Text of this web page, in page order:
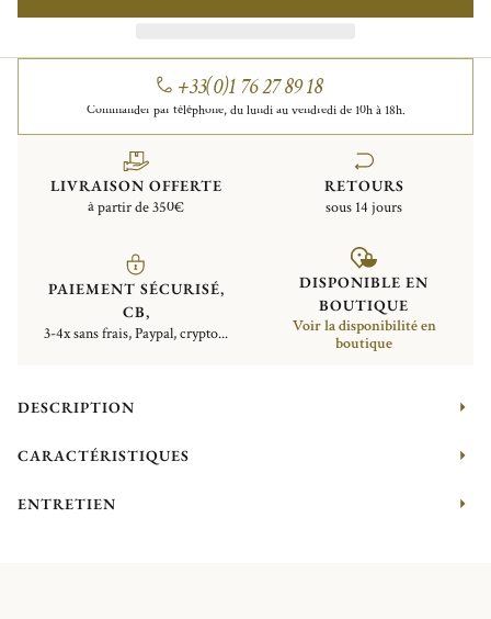
+33(0)1 76 27 89 18
Commander par téléphone, du lundi au vendredi de 10h à 18h.
LIVRAISON OFFERTE
à partir de 350€
RETOURS
sous 14 jours
PAIEMENT SÉCURISÉ,
CB,
3-4x sans frais, Paypal, crypto...
DISPONIBLE EN
BOUTIQUE
Voir la disponibilité en
boutique
DESCRIPTION
CARACTÉRISTIQUES
ENTRETIEN